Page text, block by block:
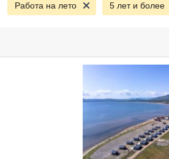
Работа на лето 5 лет и более